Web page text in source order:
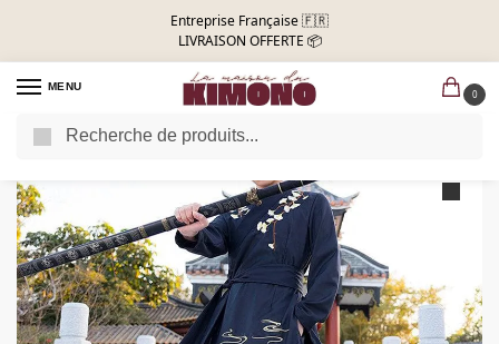
Entreprise Française 🇫🇷
LIVRAISON OFFERTE 📦
MENU
0
/ Kimono Homme / Samurai Kimono Ninja